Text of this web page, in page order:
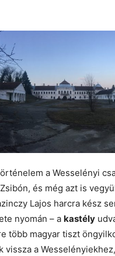
a Wesselényi
és még azt is
Lajos harcra kész
nyomán – a kastély
több magyar tiszt
vissza a